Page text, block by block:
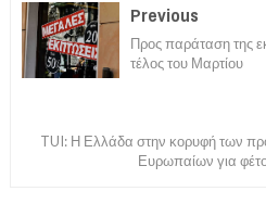
Previous
Προς παράταση της
τέλος του Μαρτίου
TUI: Η Ελλάδα στην κορυφή των
Ευρωπαίων για